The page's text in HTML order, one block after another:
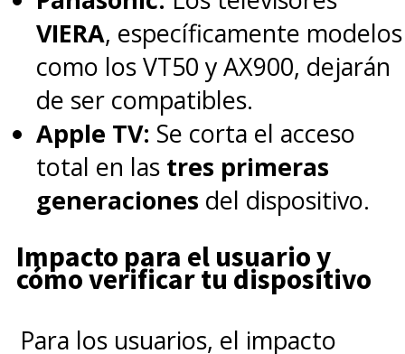
VIERA, específicamente modelos
como los VT50 y AX900, dejarán
de ser compatibles.
Apple TV: Se corta el acceso
total en las tres primeras
generaciones del dispositivo.
Impacto para el usuario y
cómo verificar tu dispositivo
Para los usuarios, el impacto